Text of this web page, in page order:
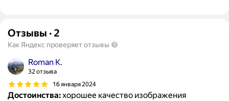
Отзывы · 2
Как Яндекс проверяет отзывы
Roman K.
32 отзыва
16 января 2024
Достоинства:хорошее качество изображения